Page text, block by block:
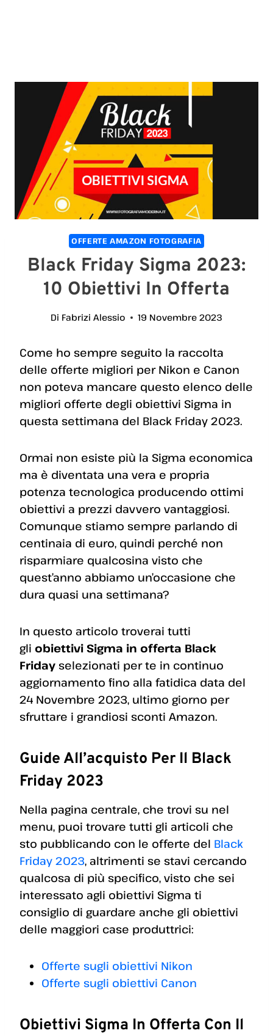
OFFERTE AMAZON FOTOGRAFIA
Black Friday Sigma 2023:
10 Obiettivi In Offerta
Di Fabrizi Alessio 19 Novembre 2023
Come ho sempre seguito la raccolta
delle offerte migliori per Nikon e Canon
non poteva mancare questo elenco delle
migliori offerte degli obiettivi Sigma in
questa settimana del Black Friday 2023.
Ormai non esiste più la Sigma economica
ma è diventata una vera e propria
potenza tecnologica producendo ottimi
obiettivi a prezzi davvero vantaggiosi.
Comunque stiamo sempre parlando di
centinaia di euro, quindi perché non
risparmiare qualcosina visto che
quest’anno abbiamo un’occasione che
dura quasi una settimana?
In questo articolo troverai tutti
gli obiettivi Sigma in offerta Black
Friday selezionati per te in continuo
aggiornamento fino alla fatidica data del
24 Novembre 2023, ultimo giorno per
sfruttare i grandiosi sconti Amazon.
Guide All’acquisto Per Il Black
Friday 2023
Nella pagina centrale, che trovi su nel
menu, puoi trovare tutti gli articoli che
sto pubblicando con le offerte del Black
Friday 2023, altrimenti se stavi cercando
qualcosa di più specifico, visto che sei
interessato agli obiettivi Sigma ti
consiglio di guardare anche gli obiettivi
delle maggiori case produttrici:
Offerte sugli obiettivi Nikon
Offerte sugli obiettivi Canon
Obiettivi Sigma In Offerta Con Il